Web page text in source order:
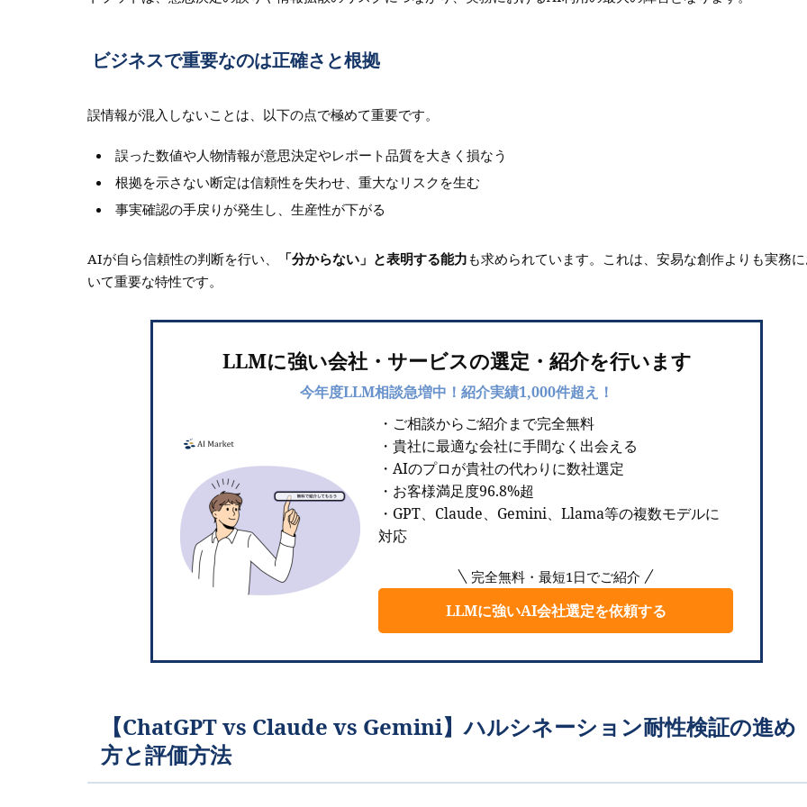
ビジネスで重要なのは正確さと根拠
誤情報が混入しないことは、以下の点で極めて重要です。
誤った数値や人物情報が意思決定やレポート品質を大きく損なう
根拠を示さない断定は信頼性を失わせ、重大なリスクを生む
事実確認の手戻りが発生し、生産性が下がる
AIが自ら信頼性の判断を行い、 「分からない」と表明する能力も求められています。これは、安易な創作よりも実務
いて重要な特性です。
LLMに強い会社・サービスの選定・紹介を行います
今年度LLM相談急増中！紹介実績1,000件超え！
・ご相談からご紹介まで完全無料
・貴社に最適な会社に手間なく出会える
・AIのプロが貴社の代わりに数社選定
・お客様満足度96.8%超
・GPT、Claude、Gemini、Llama等の複数モデルに
対応
完全無料・最短1日でご紹介
LLMに強いAI会社選定を依頼する
【ChatGPT vs Claude vs Gemini】ハルシネーション耐性検証の進め
方と評価方法